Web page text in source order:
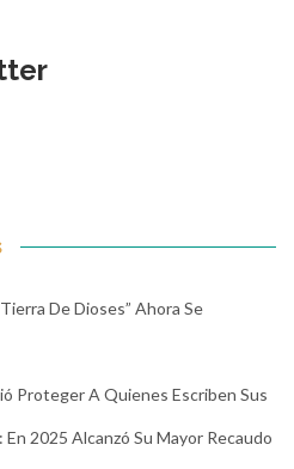
De Dioses” Ahora Se
Proteger A Quienes Escriben Sus
2025 Alcanzó Su Mayor Recaudo